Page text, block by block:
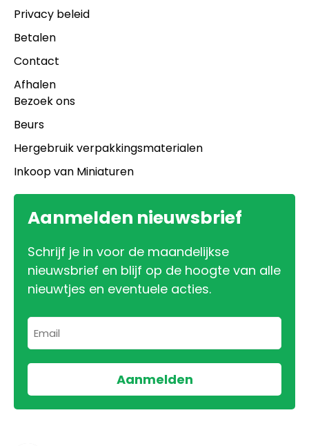
Privacy beleid
Betalen
Contact
Afhalen
Bezoek ons
Beurs
Hergebruik verpakkingsmaterialen
Inkoop van Miniaturen
Aanmelden nieuwsbrief
Schrijf je in voor de maandelijkse
nieuwsbrief en blijf op de hoogte van alle
nieuwtjes en eventuele acties.